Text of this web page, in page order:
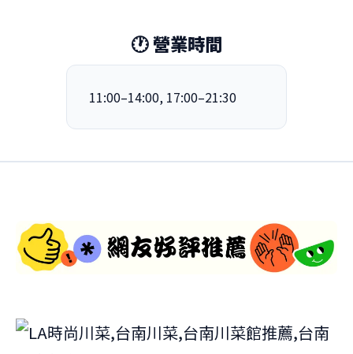
🕐 營業時間
11:00–14:00, 17:00–21:30